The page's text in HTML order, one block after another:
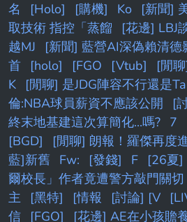
名
[Holo] [購機] Ko
[新聞]
取技術 指控「蒸餾
[花邊] LBJ
越MJ
[新聞] 藍營AI深偽賴清德
首
[holo] [FGO [Vtub] [閒
K
[閒聊] 是JDG陣容不行還是
倫:NBA球員薪資不應該公開
[
終末地基建這次算簡化...嗎? 7
[BGD]
[閒聊] 朗報！羅傑再度
藍]新舊 Fw: [發錢] F [26夏]
爾校長」作者竟遭警方敲門關
主
[黑特] [情報 [討論] [V
信
[FGO]
[花邊] AE在小孩贍